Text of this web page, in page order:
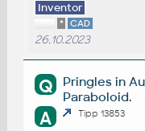
Inventor
* CAD
26.10.2023
Q
Pringles in
Paraboloid.
A Tipp 13853